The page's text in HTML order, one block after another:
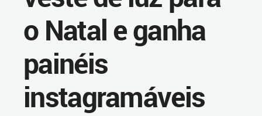
o Natal e ganha
painéis
instagramáveis